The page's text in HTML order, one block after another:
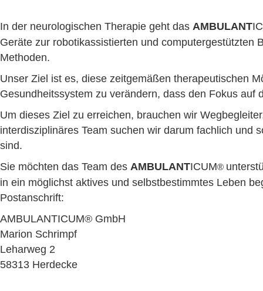
In der neurologischen Therapie geht das AMBULANT
Geräte zur robotikassistierten und computergestützten
Methoden.
Unser Ziel ist es, diese zeitgemäßen therapeutischen
Gesundheitssystem zu verändern, dass den Fokus
Um dieses Ziel zu erreichen, brauchen wir
interdisziplinäres Team suchen wir darum fachlich und
sind.
Sie möchten das Team des AMBULANTICUM®
in ein möglichst aktives und selbstbestimmtes Leben
Postanschrift:
AMBULANTICUM® GmbH
Marion Schrimpf
Leharweg 2
58313 Herdecke